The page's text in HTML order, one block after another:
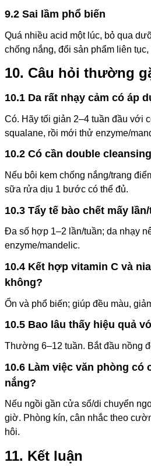
9.2 Sai lầm phổ biến
Quá nhiều acid một lúc, bỏ qua
chống nắng, đổi sản phẩm liên
10. Câu hỏi thường
10.1 Da rất nhạy cảm có áp
Có. Hãy tối giản 2–4 tuần đầu với
squalane, rồi mới thử enzyme/
10.2 Có cần double
Nếu bôi kem chống nắng/trang
sữa rửa dịu 1 bước có thể đủ.
10.3 Tẩy tế bào chết mấy
Đa số hợp 1–2 lần/tuần; da nhạy
enzyme/mandelic.
10.4 Kết hợp vitamin C và
không?
Ổn và phổ biến; giúp đều màu,
10.5 Bao lâu thấy hiệu quả
Thường 6–12 tuần. Bắt đầu nồng
10.6 Làm việc văn phòng có
nắng?
Nếu ngồi gần cửa sổ/di chuyển
giờ. Phòng kín, cân nhắc theo
hôi.
11. Kết luận